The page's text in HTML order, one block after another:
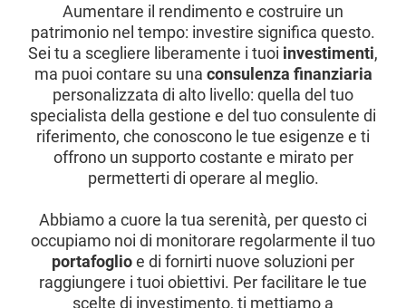
Aumentare il rendimento e costruire un
patrimonio nel tempo: investire significa questo.
Sei tu a scegliere liberamente i tuoi investimenti,
ma puoi contare su una consulenza finanziaria
personalizzata di alto livello: quella del tuo
specialista della gestione e del tuo consulente di
riferimento, che conoscono le tue esigenze e ti
offrono un supporto costante e mirato per
permetterti di operare al meglio.
Abbiamo a cuore la tua serenità, per questo ci
occupiamo noi di monitorare regolarmente il tuo
portafoglioe di fornirti nuove soluzioni per
raggiungere i tuoi obiettivi. Per facilitare le tue
scelte di investimento, ti mettiamo a